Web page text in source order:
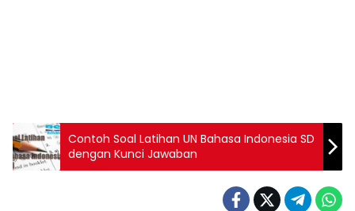
Contoh Soal Latihan UN Bahasa Indonesia SD
dengan Kunci Jawaban